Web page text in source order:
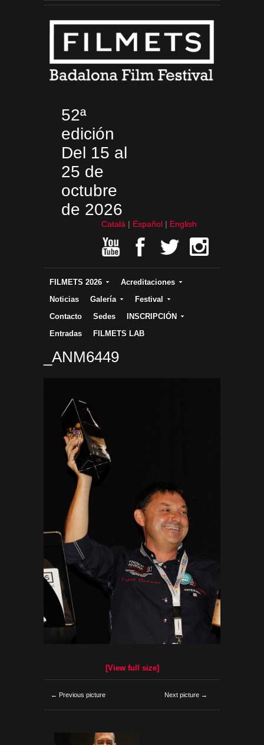
52ª
edición
Del 15 al
25 de
octubre
de 2026
Català Español English
FILMETS 2026
Acreditaciones
Noticias
Galería
Festival
Contacto
Sedes
INSCRIPCIÓN
Entradas
FILMETS LAB
_ANM6449
[View full size]
← Previous picture Next picture →